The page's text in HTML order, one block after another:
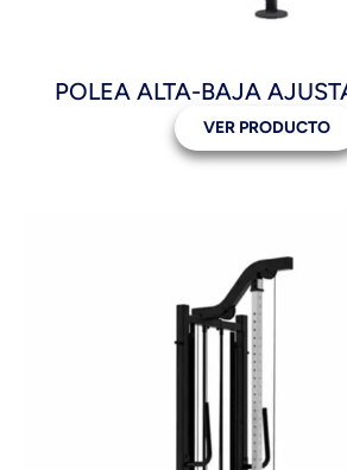
POLEA ALTA-BAJA
VER PRODUCTO